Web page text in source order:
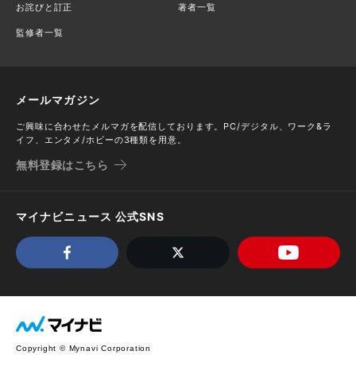
お詫びと訂正 著者一覧
監修者一覧
メールマガジン
ご興味に合わせたメルマガを配信しております。PC/デジタル、ワーク&ラ
イフ、エンタメ/ホビーの3種類を用意。
無料登録はこちら
マイナビニュース 公式SNS
Copyright © Mynavi Corporation